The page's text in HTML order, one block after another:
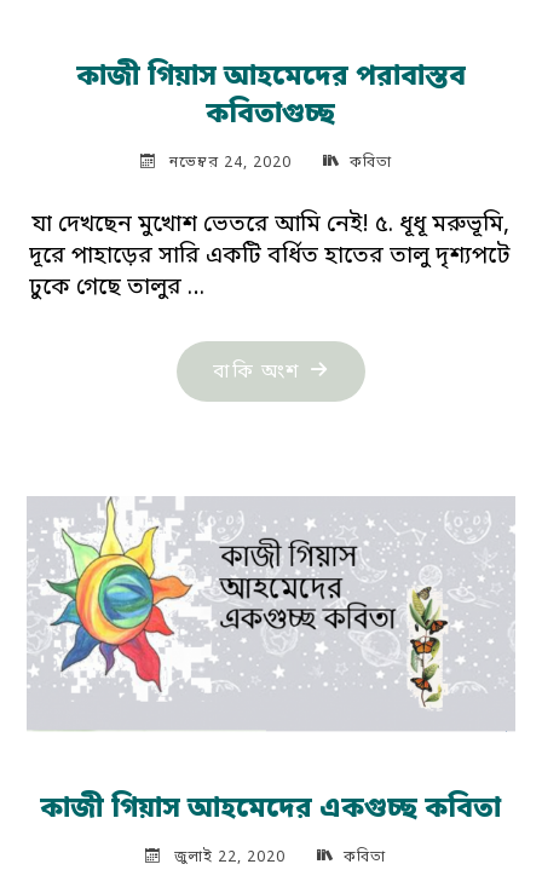
কাজী গিয়াস আহমেদের পরাবাস্তব
কবিতাগুচ্ছ
নভেম্বর 24, 2020 কবিতা
যা দেখছেন মুখোশ ভেতরে আমি নেই! ৫. ধূধূ মরুভূমি,
দূরে পাহাড়ের সারি একটি বর্ধিত হাতের তালু দৃশ্যপটে
ঢুকে গেছে তালুর …
বাকি অংশ "কাজী
গিয়াস
কবিতাগুচ্ছ"
কাজী গিয়াস আহমেদের একগুচ্ছ কবিতা
জুলাই 22, 2020 কবিতা